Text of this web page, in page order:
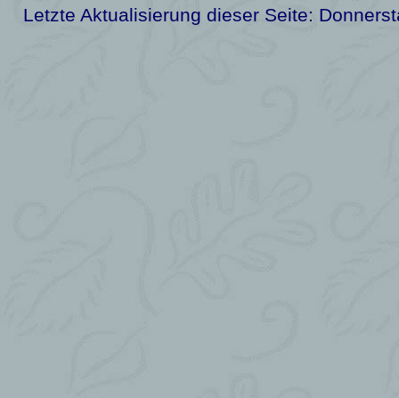
Letzte Aktualisierung dieser Seite: